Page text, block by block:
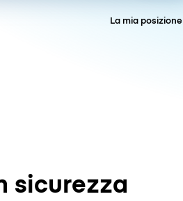
La mia posizione
sicurezza